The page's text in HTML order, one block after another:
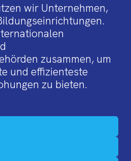
wir Unternehmen,
zusammen, um
und effizienteste
zu bieten.